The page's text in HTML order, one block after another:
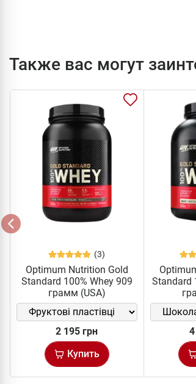
Также вас могут
(3)
Optimum Nutrition Gold
Standard 100% Whey 909
грамм (USA)
2 195 грн
Купить
Standard